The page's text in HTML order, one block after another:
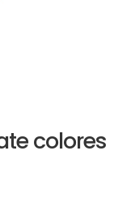
colores